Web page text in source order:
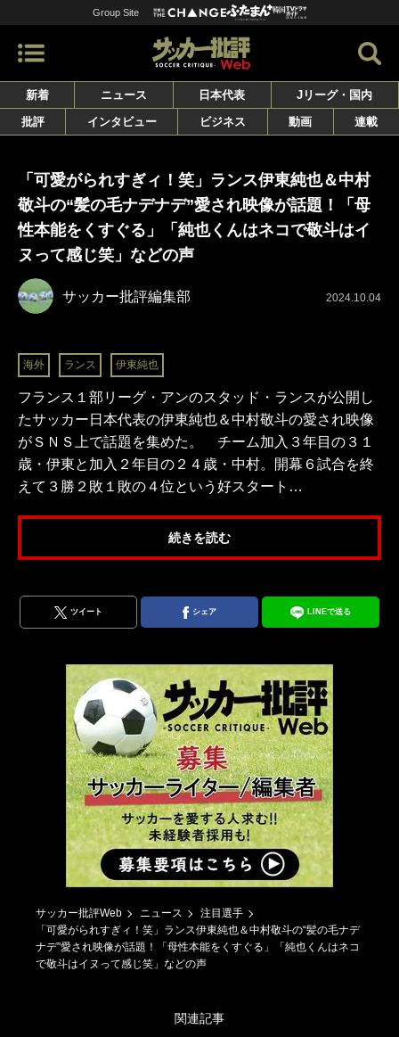
Group Site
新着 ニュース 日本代表
Jリーグ・国内
批評
インタビュー ビジネス 動画 連載
「可愛がられすぎィ！笑」ランス伊東純也＆中村
敬斗の“髪の毛ナデナデ”愛され映像が話題！「母
性本能をくすぐる」「純也くんはネコで敬斗はイ
ヌって感じ笑」などの声
サッカー批評編集部 2024.10.04
海外 ランス 伊東純也
フランス１部リーグ・アンのスタッド・ランスが公開し
たサッカー日本代表の伊東純也＆中村敬斗の愛され映像
がＳＮＳ上で話題を集めた。 チーム加入３年目の３１
歳・伊東と加入２年目の２４歳・中村。開幕６試合を終
えて３勝２敗１敗の４位という好スタート…
続きを読む
ツイート シェア LINEで送る
サッカー批評Web ニュース
注目選手
「可愛がられすぎィ！笑」ランス伊東純也＆中村敬斗の“髪の毛ナデ
ナデ”愛され映像が話題！「母性本能をくすぐる」「純也くんはネコ
で敬斗はイヌって感じ笑」などの声
関連記事